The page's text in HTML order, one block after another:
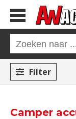
Filter
Camper